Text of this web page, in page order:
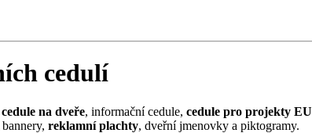
cedulí
cedule na dveře, informační cedule, cedule pro projekty EU
bannery, reklamní plachty, dveřní jmenovky a piktogramy.